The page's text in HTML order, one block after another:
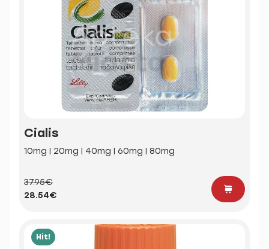
Cialis
10mg | 20mg | 40mg | 60mg | 80mg
37.95€
28.54€
Hit!